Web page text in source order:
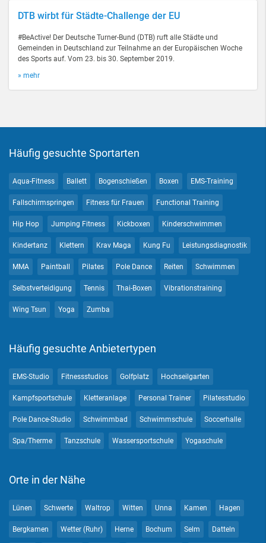
DTB wirbt für Städte-Challenge der EU
#BeActive! Der Deutsche Turner-Bund (DTB) ruft alle Städte und
Gemeinden in Deutschland zur Teilnahme an der Europäischen Woche
des Sports auf. Vom 23. bis 30. September 2019.
» mehr
Häufig gesuchte Sportarten
Aqua-Fitness Ballett Bogenschießen Boxen EMS-Training
Fallschirmspringen Fitness für Frauen Functional Training
Hip Hop Jumping Fitness Kickboxen Kinderschwimmen
Kindertanz Klettern Krav Maga Kung Fu Leistungsdiagnostik
MMA Paintball Pilates Pole Dance Reiten Schwimmen
Selbstverteidigung Tennis Thai-Boxen Vibrationstraining
Wing Tsun Yoga Zumba
Häufig gesuchte Anbietertypen
EMS-Studio Fitnessstudios Golfplatz Hochseilgarten
Kampfsportschule Kletteranlage Personal Trainer Pilatesstudio
Pole Dance-Studio Schwimmbad Schwimmschule Soccerhalle
Spa/Therme Tanzschule Wassersportschule Yogaschule
Orte in der Nähe
Lünen Schwerte Waltrop Witten Unna Kamen Hagen
Bergkamen Wetter (Ruhr) Herne Bochum Selm Datteln